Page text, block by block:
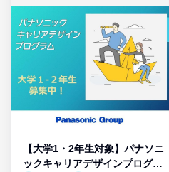
【大学1・2年生対象】パナソニ
ックキャリアデザインプログラ